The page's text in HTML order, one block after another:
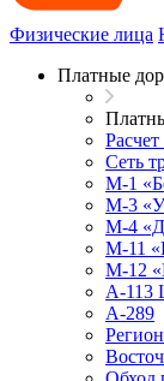
Физические лица
Платные
Сеть
М-1
М-3
М-4
М-11
М-12
А-
А-289